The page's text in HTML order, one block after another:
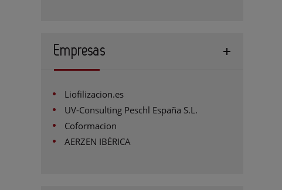
Empresas
Liofilizacion.es
UV-Consulting Peschl España S.L.
Coformacion
AERZEN IBÉRICA